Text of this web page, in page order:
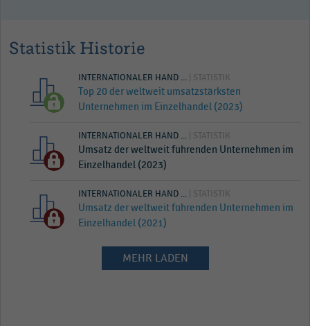
Statistik Historie
INTERNATIONALER HAND ... | STATISTIK
Top 20 der weltweit umsatzstärksten
Unternehmen im Einzelhandel (2023)
INTERNATIONALER HAND ... | STATISTIK
Umsatz der weltweit führenden Unternehmen im
Einzelhandel (2023)
INTERNATIONALER HAND ... | STATISTIK
Umsatz der weltweit führenden Unternehmen im
Einzelhandel (2021)
MEHR LADEN